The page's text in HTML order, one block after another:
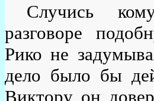
Случись
разговоре
Рико не
дело было бы
Виктору он